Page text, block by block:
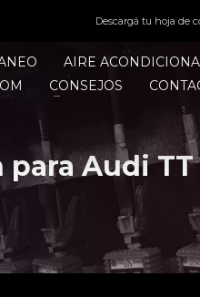
Descargá tu hoja de
AIRE
CONSEJOS
Audi